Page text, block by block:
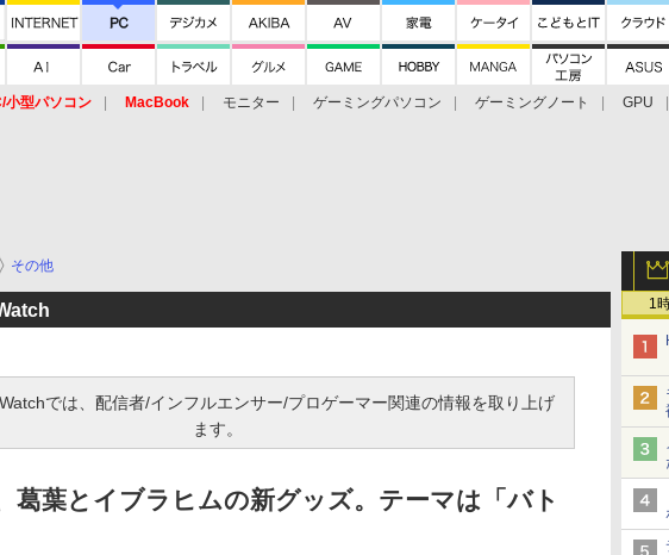
小型パソコン MacBook モニター ゲーミングパソコン ゲーミングノート
GPU
1
その他
では、配信者/インフルエンサー/プロゲーマー関連の情報を取り上げ
ます。
葛葉とイブラヒムの新グッズ。テーマは「バト